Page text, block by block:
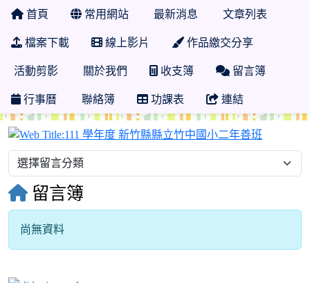
首頁 常用網站 最新消息 文章列表
檔案下載 線上影片 作品繳交分享
活動剪影 關於我們 收支簿 留言簿
行事曆 聯絡簿 功課表 連結
留言簿
尚無資料